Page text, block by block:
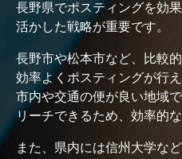
長野県でポスティングを効
活かした戦略が重要です。
長野市や松本市など、比較
効率よくポスティングが行
市内や交通の便が良い地域
リーチできるため、効率的
また、県内には信州大学な